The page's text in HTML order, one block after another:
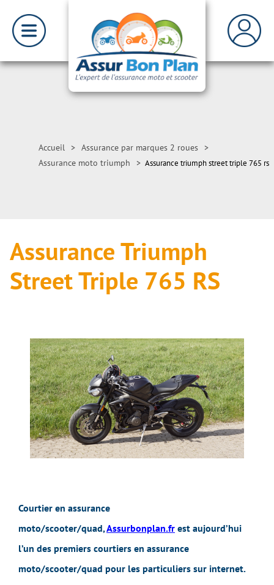
Accueil > Assurance par marques 2 roues >
Assurance moto triumph
> Assurance triumph street triple 765 rs
Assurance Triumph
Street Triple 765 RS
Courtier en assurance
moto/scooter/quad,Assurbonplan.fr est aujourd’hui
l’un des premiers courtiers en assurance
moto/scooter/quad pour les particuliers sur internet.